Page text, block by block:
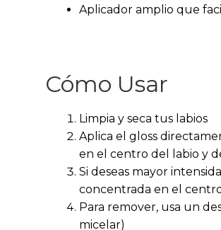
Aplicador amplio que
Cómo Usar
Limpia y seca tus labios
Aplica el gloss
en el centro del labio y
Si deseas mayor
concentrada en el
Para remover, usa un
micelar)